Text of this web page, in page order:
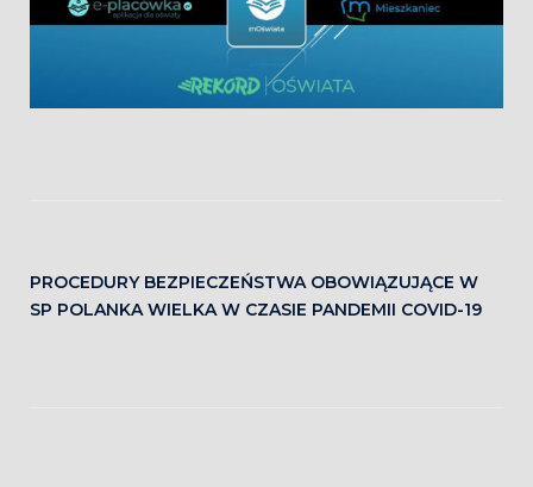
PROCEDURY BEZPIECZEŃSTWA OBOWIĄZUJĄCE W
SP POLANKA WIELKA W CZASIE PANDEMII COVID-19